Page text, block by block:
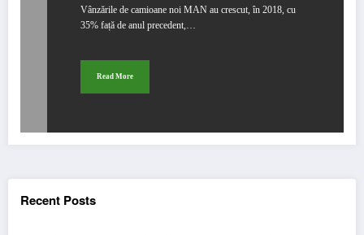
Vânzările de camioane noi MAN au crescut, în 2018, cu
35% față de anul precedent,…
Read More
Recent Posts